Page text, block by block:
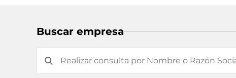
Buscar empresa